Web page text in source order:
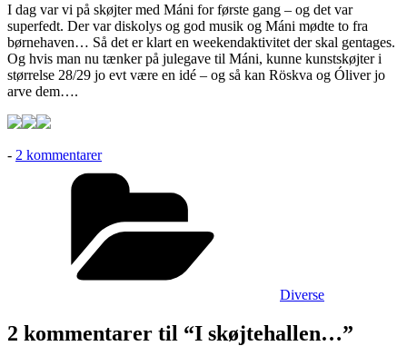
I dag var vi på skøjter med Máni for første gang – og det var
superfedt. Der var diskolys og god musik og Máni mødte to fra
børnehaven… Så det er klart en weekendaktivitet der skal gentages.
Og hvis man nu tænker på julegave til Máni, kunne kunstskøjter i
størrelse 28/29 jo evt være en idé – og så kan Röskva og Óliver jo
arve dem….
- 2 kommentarertil
I
skøjtehallen…
Diverse
2 kommentarer til “I skøjtehallen…”